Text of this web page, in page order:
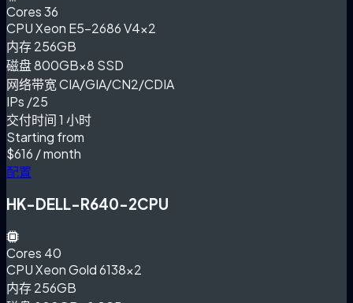
Cores36
CPUXeon E5-2686 V4×2
内存256GB
磁盘800GB×8 SSD
网络带宽CIA/GIA/CN2/CDIA
IPs /25
交付时间1 小时
Starting from
$616 / month
配置
HK-DELL-R640-2CPU
Cores 40
CPUXeon Gold 6138×2
内存256GB